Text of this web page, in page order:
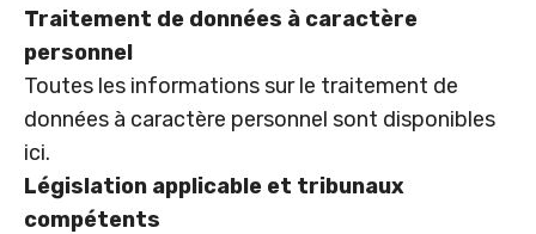
Traitement de données à caractère
personnel
Toutes les informations sur le traitement de
données à caractère personnel sont disponibles
ici.
Législation applicable et tribunaux
compétents